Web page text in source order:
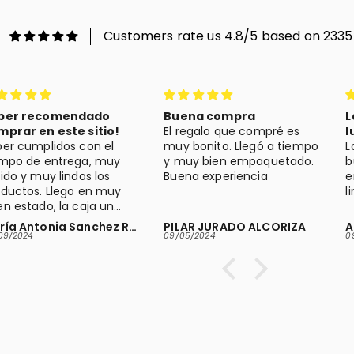
Customers rate us 4.8/5 based on
este sitio!
con el
muy
lindos los
Llego en muy
la caja un
pero el
dentro intacto,
María Antonia Sanchez Rojas
Buena compra
El regalo que compré es
muy bonito. Llegó a tiempo
y muy bien empaquetado.
Buena experiencia
PILAR JURADO ALCORIZA
09/05/2024
La
La
buena
en
Aaron
09/02/